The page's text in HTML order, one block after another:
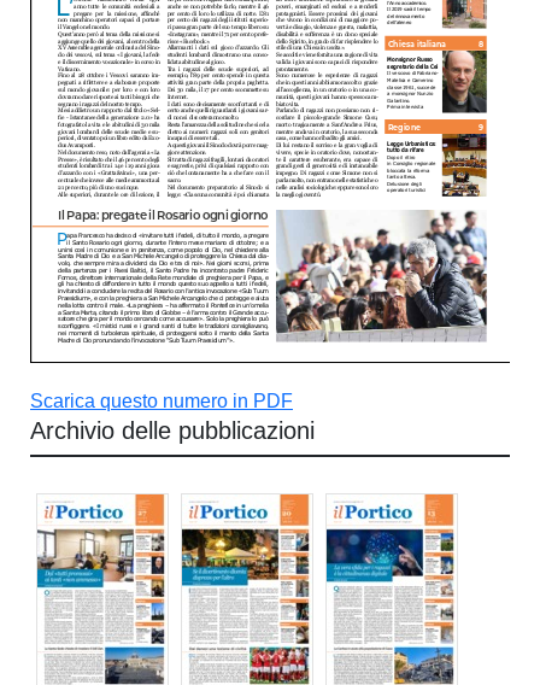
Scarica questo numero in PDF
Archivio delle pubblicazioni